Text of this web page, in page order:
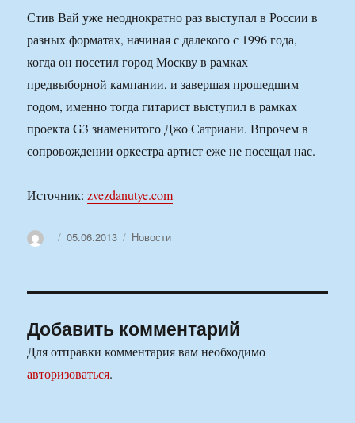
Стив Вай уже неоднократно раз выступал в России в
разных форматах, начиная с далекого с 1996 года,
когда он посетил город Москву в рамках
предвыборной кампании, и завершая прошедшим
годом, именно тогда гитарист выступил в рамках
проекта G3 знаменитого Джо Сатриани. Впрочем в
сопровождении оркестра артист еже не посещал нас.
Источник:zvezdanutye.com
АвторОпубликовано
05.06.2013 Рубрики
Новости
Добавить комментарий
Для отправки комментария вам необходимо
авторизоваться.